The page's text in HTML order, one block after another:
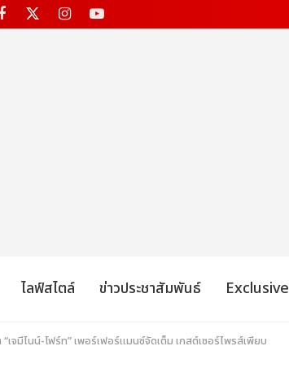
ไลฟ์สไตล์ ข่าวประชาสัมพันธ์ Exclusive
เจมีไนน์-โฟร์ท” เพอร์เฟอร์แมนซ์จัดเต็ม เกสต์เซอร์ไพรส์เพียบ